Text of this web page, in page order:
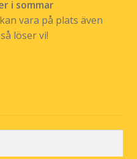
i sommar
vara på plats även
löser vi!